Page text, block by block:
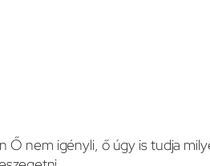
Ő nem igényli, ő úgy is tudja